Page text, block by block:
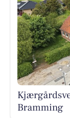
Bramming